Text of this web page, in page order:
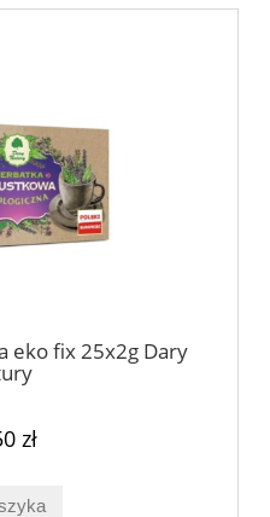
eko fix 25x2g Dary
zł